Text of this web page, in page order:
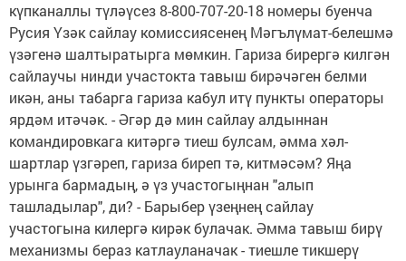
күпканаллы түләүсез 8-800-707-20-18 номеры буенча
Русия Үзәк сайлау комиссия­сенең Мәгълүмат-белешмә
үзәгенә шалтыратырга мөмкин. Гариза бирергә килгән
сайлаучы нинди участокта тавыш бирәчәген белми
икән, аны табарга гариза кабул итү пункты операторы
ярдәм итәчәк. - Әгәр дә мин сайлау алдыннан
командировкага китәргә тиеш булсам, әмма хәл-
шартлар үзгәреп, гариза биреп тә, китмә­сәм? Яңа
урынга бармадың, ә үз участо­гыңнан "алып
ташладылар", ди? - Барыбер үзеңнең сайлау
участогына килергә кирәк булачак. Әмма тавыш бирү
механизмы бераз катлауланачак - тиешле тикшерү